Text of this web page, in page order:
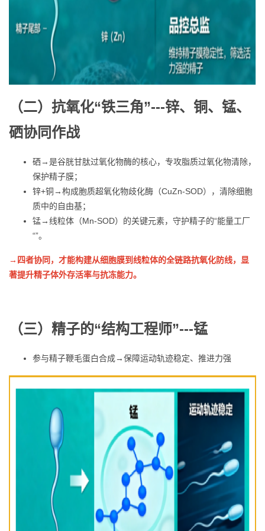
（二）抗氧化“铁三角”---锌、铜、锰、
硒协同作战
硒→是谷胱甘肽过氧化物酶的核心，专攻脂质过氧化物清除，
保护精子膜；
锌+铜→构成胞质超氧化物歧化酶（CuZn-SOD），清除细胞
质中的自由基；
锰→线粒体（Mn-SOD）的关键元素，守护精子的“能量工厂
“”。
→ 四者协同，才能构建从细胞膜到线粒体的全链路抗氧化防线，显
著提升精子体外存活率与抗冻能力。
（三） 精子的“结构工程师”---锰
参与精子鞭毛蛋白合成→保障运动轨迹稳定、推进力强